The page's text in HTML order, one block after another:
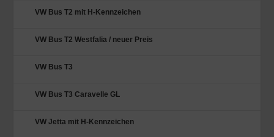
VW Bus T2 mit H-Kennzeichen
VW Bus T2 Westfalia / neuer Preis
VW Bus T3
VW Bus T3 Caravelle GL
VW Jetta mit H-Kennzeichen